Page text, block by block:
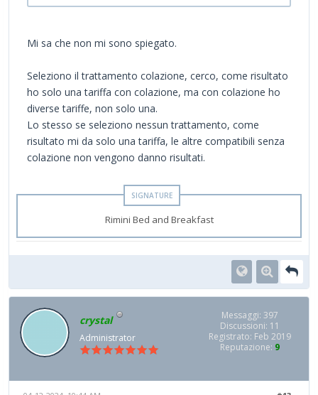
Mi sa che non mi sono spiegato.
Seleziono il trattamento colazione, cerco, come risultato
ho solo una tariffa con colazione, ma con colazione ho
diverse tariffe, non solo una.
Lo stesso se seleziono nessun trattamento, come
risultato mi da solo una tariffa, le altre compatibili senza
colazione non vengono danno risultati.
Rimini Bed and Breakfast
crystal
Administrator
Messaggi: 397
Discussioni: 11
Registrato: Feb 2019
Reputazione: 9